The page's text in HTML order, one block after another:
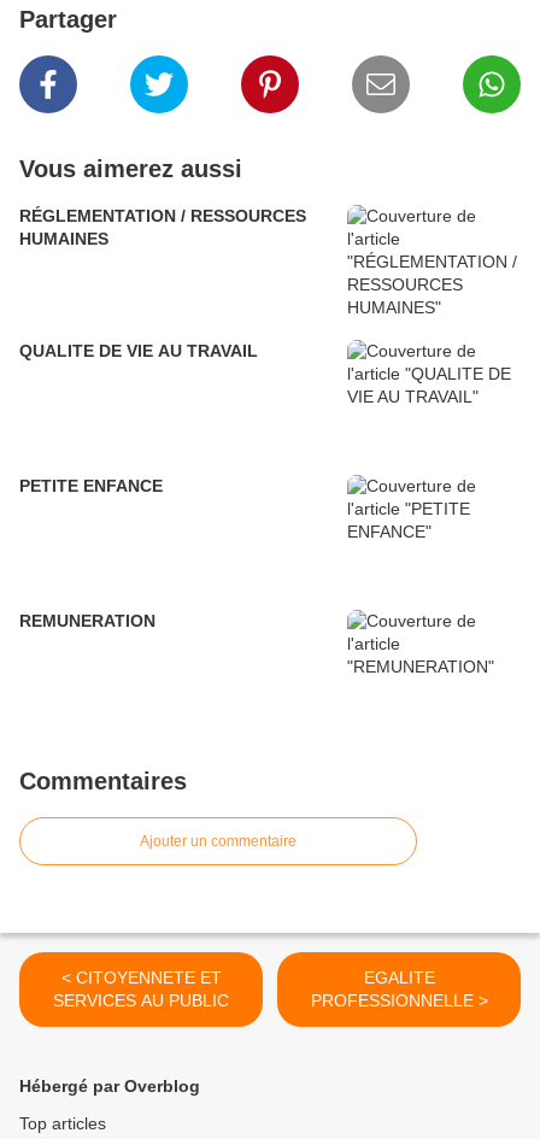
Partager
Vous aimerez aussi
RÉGLEMENTATION / RESSOURCES
HUMAINES
QUALITE DE VIE AU TRAVAIL
PETITE ENFANCE
REMUNERATION
Commentaires
Ajouter un commentaire
< CITOYENNETE ET
SERVICES AU PUBLIC
EGALITE
PROFESSIONNELLE >
Hébergé par Overblog
Top articles